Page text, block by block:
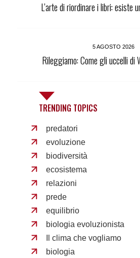
L’arte di riordinare i libri: esiste
5 AGOSTO 2026
Rileggiamo: Come gli uccelli di
TRENDING TOPICS
predatori
evoluzione
biodiversità
ecosistema
relazioni
prede
equilibrio
biologia evoluzionista
Il clima che vogliamo
biologia